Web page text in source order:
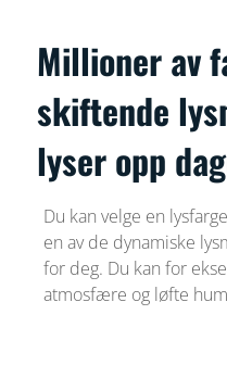
Millioner av
skiftende
lyser opp
Du kan velge en
en av de dynamiske
for deg. Du kan for
atmosfære og løfte